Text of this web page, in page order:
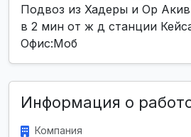
Подвоз из Хадеры и Ор
в 2 мин от ж д станции
Офис:Моб
Информация о
Компания